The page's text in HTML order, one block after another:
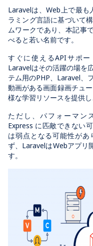
Laravelは、Web上で最
ラミング言語に基づいて
ムワークであり、本記事
べると若い名前です。
すぐに使えるAPIサポー
Laravelはその活躍の場を
テム用のPHP、Laravel、
動画がある画面録画チュ
様な学習リソースを提供
ただし、パフォーマン
Express に匹敵できない
は弱点となる可能性が
ず、LaravelはWebアプリ
す。